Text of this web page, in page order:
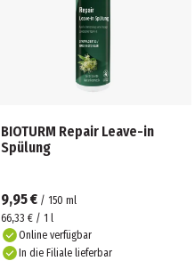
BIOTURM Repair Leave-in
Spülung
9,95 € / 150 ml
66,33 € / 1 l
Online verfügbar
In die Filiale lieferbar